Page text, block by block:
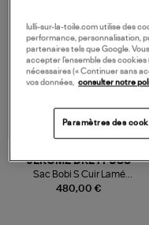
480,00 €
JEROME DREYFUSS
Sac Bobi S Cuir Lamé
Champagne
lulli-sur-la-toile.com utilise des
performance, personnalisation,
partenaires tels que Google.
accepter l’ensemble des
nécessaires (« Continuer sans
vos données, consulter notre
Paramètres des